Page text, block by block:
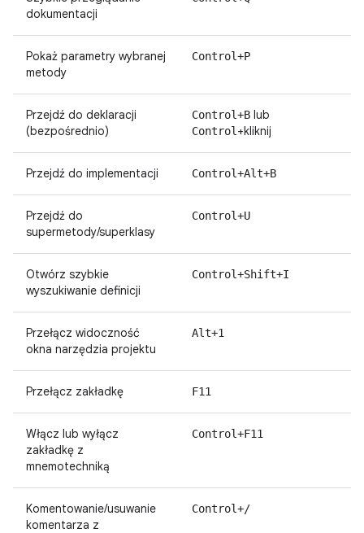
dokumentacji
Pokaż parametry wybranej
metody
Control+P
Przejdź do deklaracji
(bezpośrednio)
Control+B lub
Control +kliknij
Przejdź do implementacji Control+Alt+B
Przejdź do
supermetody/superklasy
Control+U
Otwórz szybkie
wyszukiwanie definicji
Control+Shift+I
Przełącz widoczność
okna narzędzia projektu
Alt+1
Przełącz zakładkę F11
Włącz lub wyłącz
zakładkę z
mnemotechniką
Control+F11
Komentowanie/usuwanie
komentarza z
Control+/